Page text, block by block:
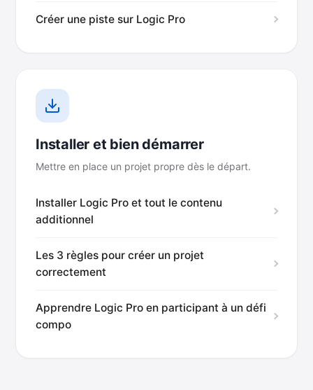
Créer une piste sur Logic Pro
Installer et bien démarrer
Mettre en place un projet propre dès le départ.
Installer Logic Pro et tout le contenu
additionnel
Les 3 règles pour créer un projet
correctement
Apprendre Logic Pro en participant à un défi
compo